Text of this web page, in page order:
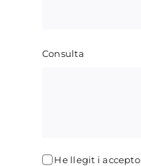
Consulta
He llegit i accepto